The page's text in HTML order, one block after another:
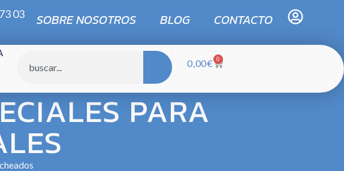
03 SOBRE NOSOTROS BLOG CONTACTO
0,00€ 0
PARA